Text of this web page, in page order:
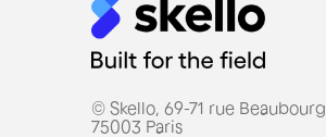
© Skello, 69-71 rue Beaubourg,
75003 Paris